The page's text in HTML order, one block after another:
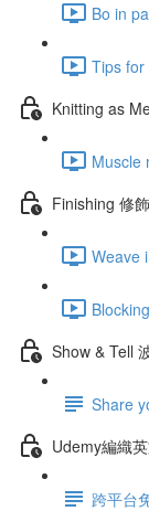
Bo in
Tips for
Knitting as
Muscle
Finishing 修
Weave
Show & Tell
Share
Udemy編織
跨平台